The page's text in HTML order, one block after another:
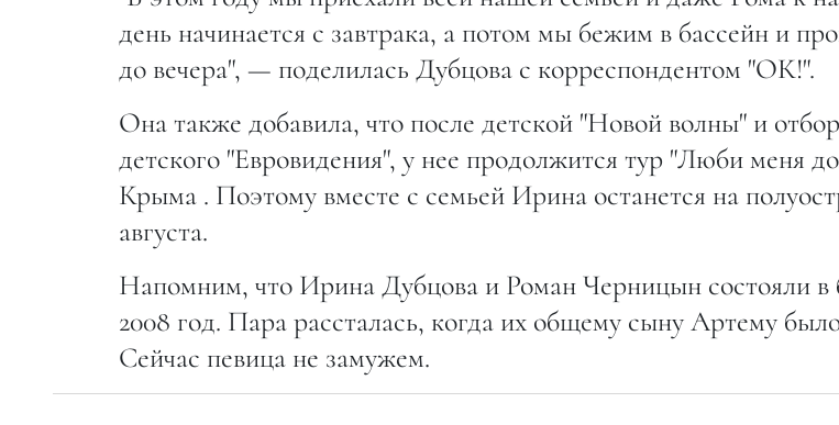
день начинается с завтрака, а потом мы бежим в бассейн и
до вечера", — поделилась Дубцова с корреспондентом "ОК!".
Она также добавила, что после детской "Новой волны" и
детского "Евровидения", у нее продолжится тур "Люби меня
Крыма . Поэтому вместе с семьей Ирина останется на
августа.
Напомним, что Ирина Дубцова и Роман Черницын состояли в
2008 год. Пара рассталась, когда их общему сыну Артему
Сейчас певица не замужем.